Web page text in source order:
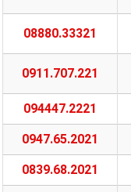
08880.33321
0911.707.221
094447.2221
0947.65.2021
0839.68.2021